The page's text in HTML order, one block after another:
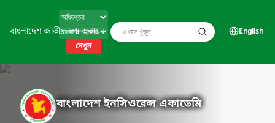
বাংলাদেশ জাতীয় তথ্য বাতায়ন
দেখুন
English
বাংলাদেশ ইনসিওরেন্স একাডেমি